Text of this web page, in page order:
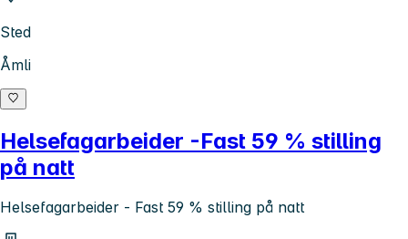
Sted
Åmli
Helsefagarbeider -Fast 59 % stilling
på natt
Helsefagarbeider - Fast 59 % stilling på natt